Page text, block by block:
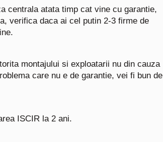
centrala atata timp cat vine cu garantie,
verifica daca ai cel putin 2-3 firme de
montajului si exploatarii nu din cauza
care nu e de garantie, vei fi bun de
ISCIR la 2 ani.